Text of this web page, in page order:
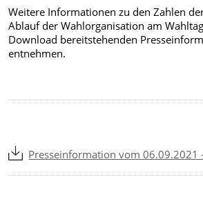
Weitere Informationen zu den Zahlen
Ablauf der Wahlorganisation am
Download bereitstehenden
entnehmen.
Presseinformation vom 06.09.2021